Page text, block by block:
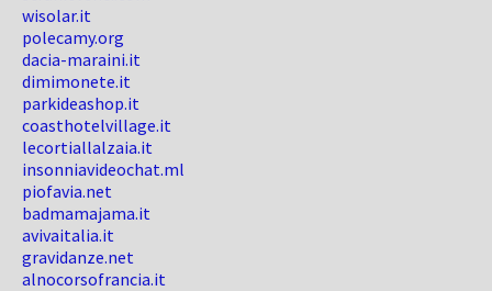
wisolar.it
polecamy.org
dacia-maraini.it
dimimonete.it
parkideashop.it
coasthotelvillage.it
lecortiallalzaia.it
insonniavideochat.ml
piofavia.net
badmamajama.it
avivaitalia.it
gravidanze.net
alnocorsofrancia.it